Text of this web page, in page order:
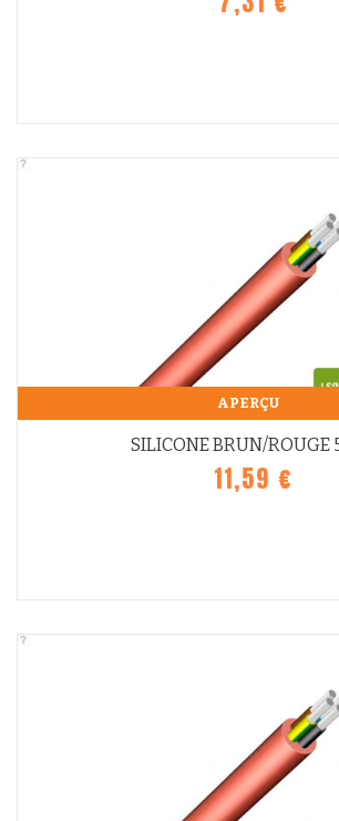
APERÇU
SILICONE BRUN/ROUGE
11,59 €